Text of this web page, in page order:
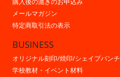
メールマガジン
特定商取引法の表示
BUSINESS
オリジナル刻印/焼印/シェイプパンチ
学校教材・イベント材料